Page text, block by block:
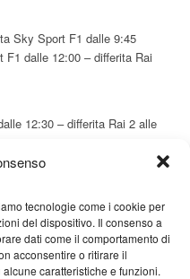
tecnologie come i cookie per
del dispositivo. Il consenso a
dati come il comportamento di
acconsentire o ritirare il
caratteristiche e funzioni.
Sky Sport F1 dalle 9:45
dalle 12:00 – differita Rai
12:30 – differita Rai 2 alle